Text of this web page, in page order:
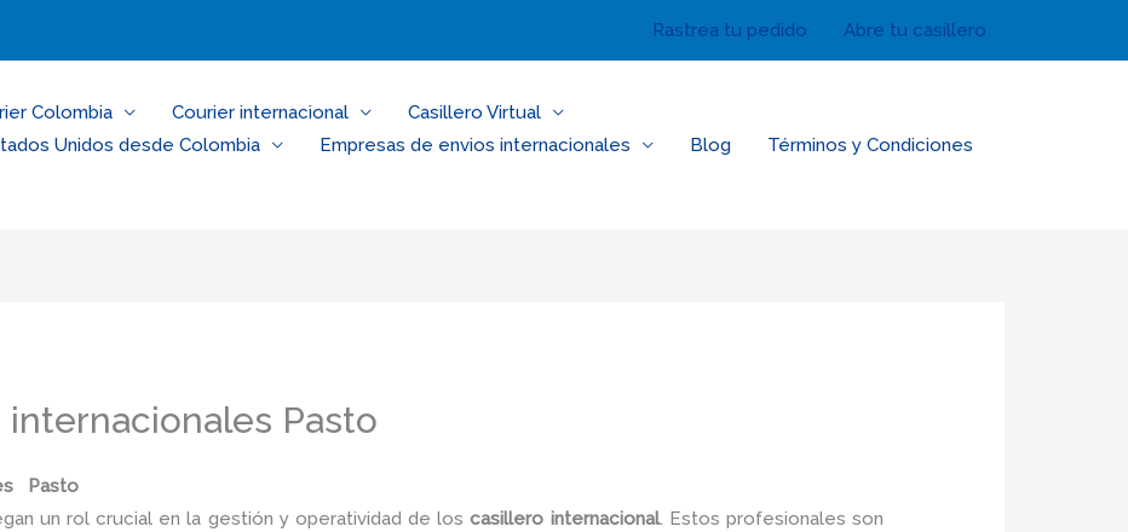
Rastrea tu pedido Abre tu casillero
Colombia Courier internacional
Casillero Virtual
Unidos desde Colombia
Empresas de envios internacionales Blog
Términos y Condiciones
internacionales Pasto
Pasto
un rol crucial en la gestión y operatividad de loscasillero internacional. Estos profesionales son